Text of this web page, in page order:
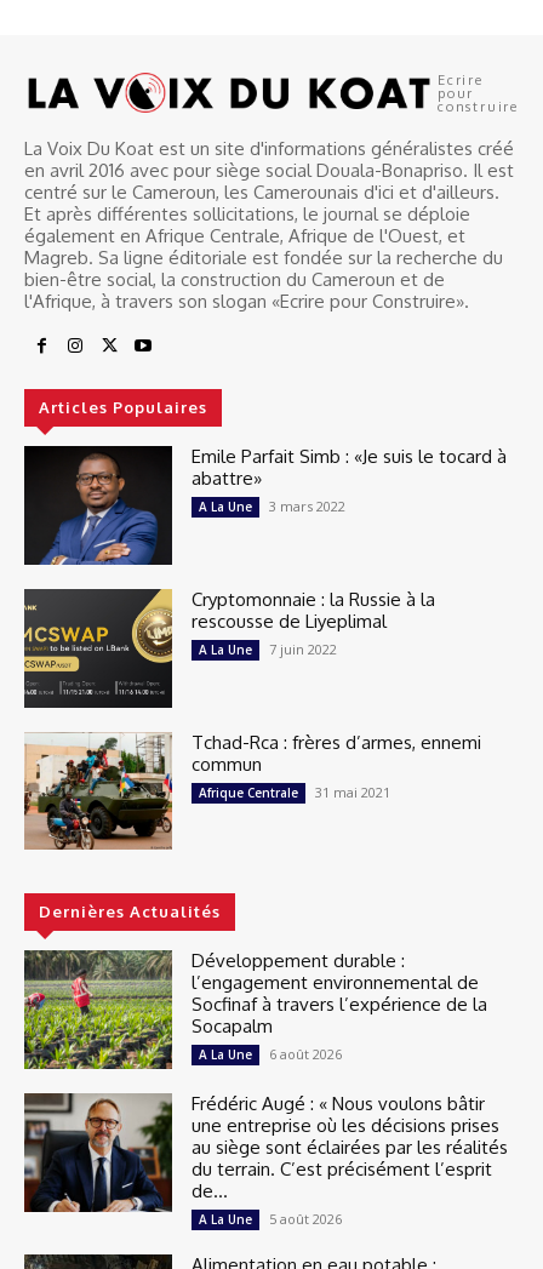
Ecrire
pour
construire
La Voix Du Koat est un site d'informations généralistes créé
en avril 2016 avec pour siège social Douala-Bonapriso. Il est
centré sur le Cameroun, les Camerounais d'ici et d'ailleurs.
Et après différentes sollicitations, le journal se déploie
également en Afrique Centrale, Afrique de l'Ouest, et
Magreb. Sa ligne éditoriale est fondée sur la recherche du
bien-être social, la construction du Cameroun et de
l'Afrique, à travers son slogan «Ecrire pour Construire».
Articles Populaires
Emile Parfait Simb : «Je suis le tocard à
abattre»
A La Une 3 mars 2022
Cryptomonnaie : la Russie à la
rescousse de Liyeplimal
A La Une 7 juin 2022
Tchad-Rca : frères d’armes, ennemi
commun
Afrique Centrale 31 mai 2021
Dernières Actualités
Développement durable :
l’engagement environnemental de
Socfinaf à travers l’expérience de la
Socapalm
A La Une 6 août 2026
Frédéric Augé : « Nous voulons bâtir
une entreprise où les décisions prises
au siège sont éclairées par les réalités
du terrain. C’est précisément l’esprit
de...
A La Une 5 août 2026